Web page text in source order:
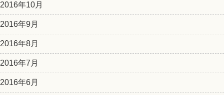
2016年10月
2016年9月
2016年8月
2016年7月
2016年6月